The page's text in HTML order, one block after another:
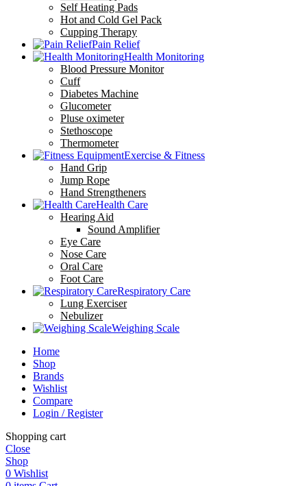
Self Heating Pads
Hot and Cold Gel Pack
Cupping Therapy
Pain Relief
Health Monitoring
Blood Pressure Monitor
Cuff
Diabetes Machine
Glucometer
Pluse oximeter
Stethoscope
Thermometer
Exercise & Fitness
Hand Grip
Jump Rope
Hand Strengtheners
Health Care
Hearing Aid
Sound Amplifier
Eye Care
Nose Care
Oral Care
Foot Care
Respiratory Care
Lung Exerciser
Nebulizer
Weighing Scale
Home
Shop
Brands
Wishlist
Compare
Login / Register
Shopping cart
Close
Shop
0 Wishlist